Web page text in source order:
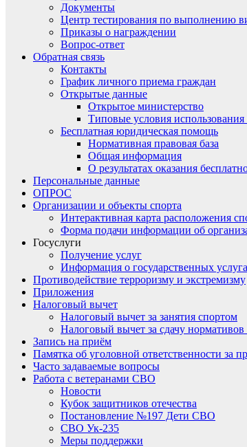
Документы
Центр тестирования по выполнению
Приказы о награждении
Вопрос-ответ
Обратная связь
Контакты
График личного приема граждан
Открытые данные
Открытое министерство
Типовые условия
Бесплатная юридическая помощь
Нормативная правовая база
Общая информация
О результатах оказания
Персональные данные
ОПРОС
Организации и объекты спорта
Интерактивная карта расположения
Форма подачи информации об
Госуслуги
Получение услуг
Информация о государственных
Противодействие терроризму и экстремизму
Приложения
Налоговый вычет
Налоговый вычет за занятия спортом
Налоговый вычет за сдачу
Запись на приём
Памятка об уголовной ответственности за
Часто задаваемые вопросы
Работа с ветеранами СВО
Новости
Кубок защитников отечества
Постановление №197 Дети СВО
СВО Ук-235
Меры поддержки